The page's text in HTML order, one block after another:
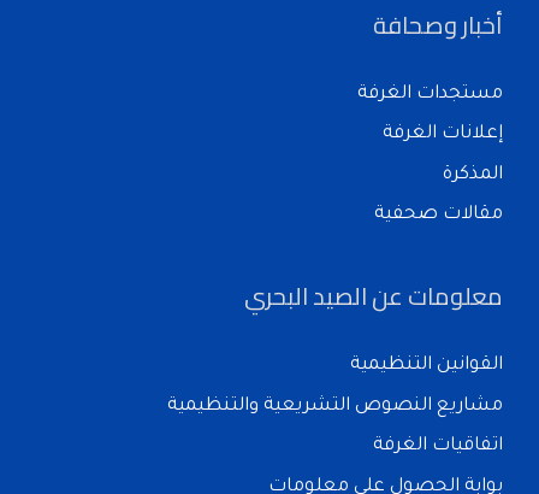
أخبار وصحافة
مستجدات الغرفة
إعلانات الغرفة
المذكرة
مقالات صحفية
معلومات عن الصيد البحري
القوانين التنظيمية
مشاريع النصوص التشريعية والتنظيمية
اتفاقيات الغرفة
بوابة الحصول على معلومات